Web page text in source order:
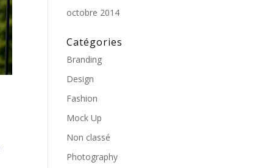
octobre 2014
Catégories
Branding
Design
Fashion
Mock Up
Non classé
Photography